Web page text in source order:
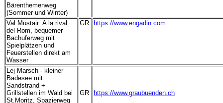
Bärenthemenweg
(Sommer und Winter)
Val Müstair: A la rival
del Rom, bequemer
Bachuferweg mit
Spielplätzen und
Feuerstellen direkt am
Wasser
GR https://www.engadin.com
Lej Marsch - kleiner
Badesee mit
Sandstrand +
Grillstellen im Wald bei
St.Moritz, Spazierweg
GR https://www.graubuenden.ch